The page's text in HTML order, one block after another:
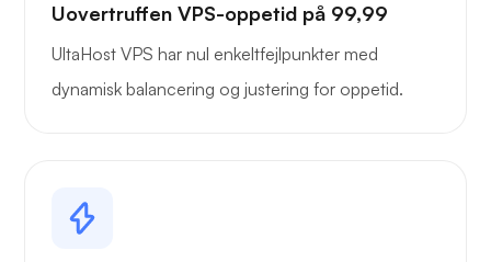
Uovertruffen VPS-oppetid på 99,99
UltaHost VPS har nul enkeltfejlpunkter med
dynamisk balancering og justering for oppetid.